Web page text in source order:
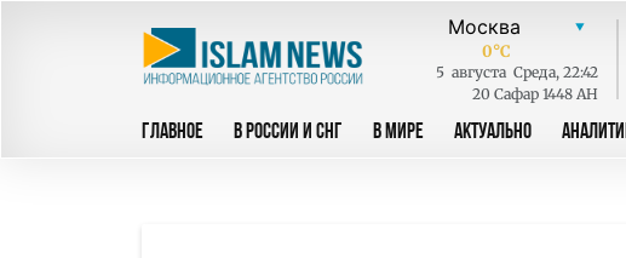
0°C
5 августа Среда, 22:42
20 Сафар 1448 AH
ГЛАВНОЕ В РОССИИ И СНГ В МИРЕ АКТУАЛЬНО